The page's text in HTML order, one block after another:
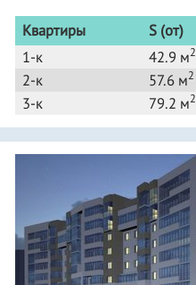
Квартиры S (от)
1-к
42.9 м2
2-к 57.6 м2
3-к 79.2 м2